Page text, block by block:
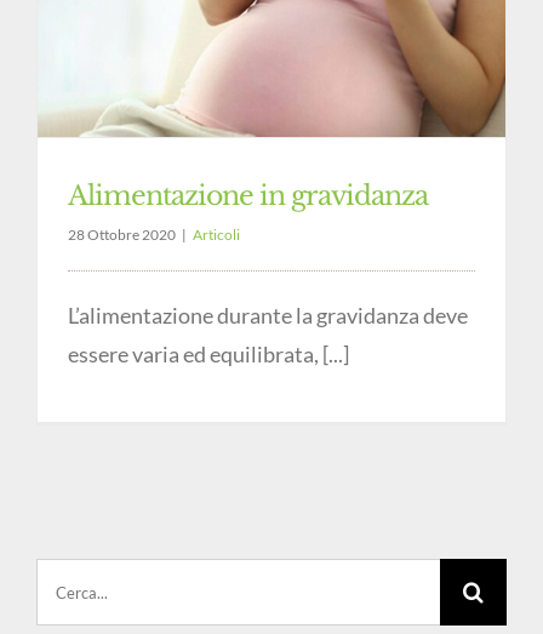
Alimentazione in gravidanza
28 Ottobre 2020 | Articoli
L’alimentazione durante la gravidanza deve
essere varia ed equilibrata, [...]